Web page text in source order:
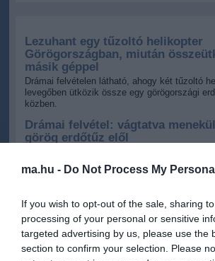
ma.hu - Do Not Process My
If you wish to opt-out of the sale, sharing
processing of your personal or sensitive
targeted advertising by us, please use the
section to confirm your selection. Please
Lezuhant egy tűzoltó helikopter
Görögországban, miután
másik géppel
Drámai felvételen látható, ahogy két tűzoltó
levegőben ütközik össze egy görögországi
közben.
Drámai felvétel: vágtatva
görög erdőtűz elől
erejéből biztonságosabb terület felé menekült
spanyol határon kialakult
miatt
Az Európai Néppárt szerint a spanyol külső
illegális migráció miatt sürgős intézkedésekre
témát a következő plenáris ülésen is